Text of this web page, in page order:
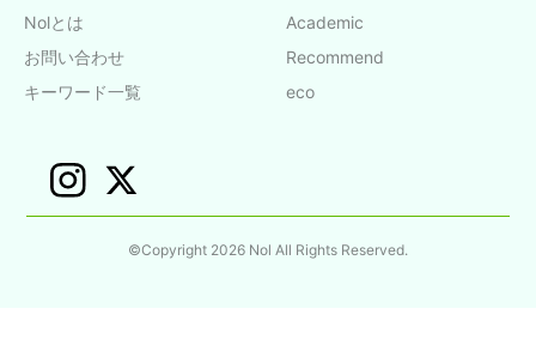
Nolとは
お問い合わせ
キーワード一覧
Academic
Recommend
eco
©Copyright 2026 Nol All Rights Reserved.